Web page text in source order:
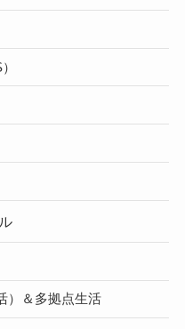
）＆多拠点生活